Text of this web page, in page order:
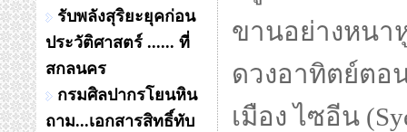
รับพลังสุริยะยุคก่อน
ประวัติศาสตร์ ...... ที่
สกลนคร
กรมศิลปากรโยนหิน
ถาม...เอกสารสิทธิ์ทับ
ขานอย่างหนา
ดวงอาทิตย์ตอ
เมือง ไซอีน